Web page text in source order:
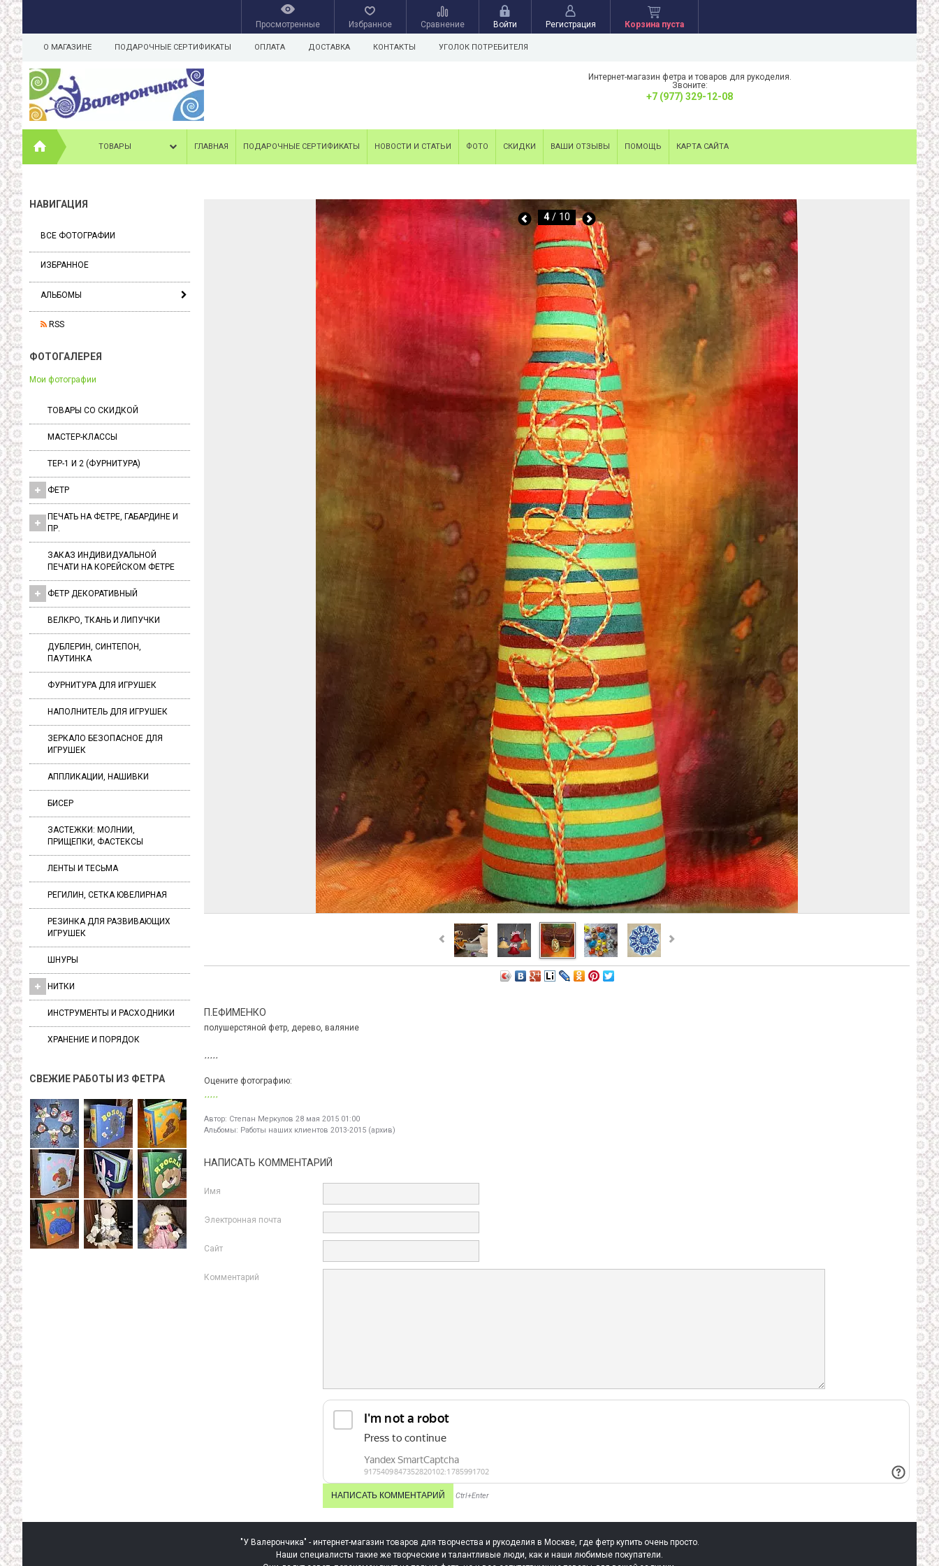
Просмотренные Избранное Сравнение Войти Регистрация Корзина пуста
О МАГАЗИНЕ ПОДАРОЧНЫЕ СЕРТИФИКАТЫ ОПЛАТА ДОСТАВКА КОНТАКТЫ УГОЛОК ПОТРЕБИТЕЛЯ
Интернет-магазин фетра и товаров для рукоделия.
Звоните:
+7 (977) 329-12-08
ТОВАРЫ ГЛАВНАЯ ПОДАРОЧНЫЕ СЕРТИФИКАТЫ НОВОСТИ И СТАТЬИ ФОТО СКИДКИ ВАШИ ОТЗЫВЫ ПОМОЩЬ КАРТА САЙТА
НАВИГАЦИЯ
ВСЕ ФОТОГРАФИИ
ИЗБРАННОЕ
АЛЬБОМЫ
RSS
ФОТОГАЛЕРЕЯ
Мои фотографии
ТОВАРЫ СО СКИДКОЙ
МАСТЕР-КЛАССЫ
ТЕР-1 И 2 (ФУРНИТУРА)
ФЕТР
ПЕЧАТЬ НА ФЕТРЕ, ГАБАРДИНЕ И
ПР.
ЗАКАЗ ИНДИВИДУАЛЬНОЙ
ПЕЧАТИ НА КОРЕЙСКОМ ФЕТРЕ
ФЕТР ДЕКОРАТИВНЫЙ
ВЕЛКРО, ТКАНЬ И ЛИПУЧКИ
ДУБЛЕРИН, СИНТЕПОН,
ПАУТИНКА
ФУРНИТУРА ДЛЯ ИГРУШЕК
НАПОЛНИТЕЛЬ ДЛЯ ИГРУШЕК
ЗЕРКАЛО БЕЗОПАСНОЕ ДЛЯ
ИГРУШЕК
АППЛИКАЦИИ, НАШИВКИ
БИСЕР
ЗАСТЕЖКИ: МОЛНИИ,
ПРИЩЕПКИ, ФАСТЕКСЫ
ЛЕНТЫ И ТЕСЬМА
РЕГИЛИН, СЕТКА ЮВЕЛИРНАЯ
РЕЗИНКА ДЛЯ РАЗВИВАЮЩИХ
ИГРУШЕК
ШНУРЫ
НИТКИ
ИНСТРУМЕНТЫ И РАСХОДНИКИ
ХРАНЕНИЕ И ПОРЯДОК
СВЕЖИЕ РАБОТЫ ИЗ ФЕТРА
4/ 10
П.ЕФИМЕНКО
полушерстяной фетр, дерево, валяние
Оцените фотографию:
Автор: Степан Меркулов 28 мая 2015 01:00
Альбомы: Работы наших клиентов 2013-2015 (архив)
НАПИСАТЬ КОММЕНТАРИЙ
Имя
Электронная почта
Сайт
Комментарий
Ctrl+Enter
"У Валерончика" - интернет-магазин товаров для творчества и рукоделия в Москве, где фетр купить очень просто.
Наши специалисты такие же творческие и талантливые люди, как и наши любимые покупатели.